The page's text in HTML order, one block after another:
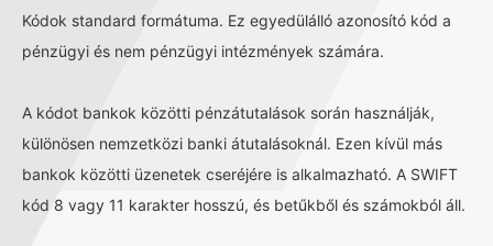
Kódok standard formátuma. Ez egyedülálló azonosító kód a
pénzügyi és nem pénzügyi intézmények számára.
A kódot bankok közötti pénzátutalások során használják,
különösen nemzetközi banki átutalásoknál. Ezen kívül más
bankok közötti üzenetek cseréjére is alkalmazható. A SWIFT
kód 8 vagy 11 karakter hosszú, és betűkből és számokból áll.